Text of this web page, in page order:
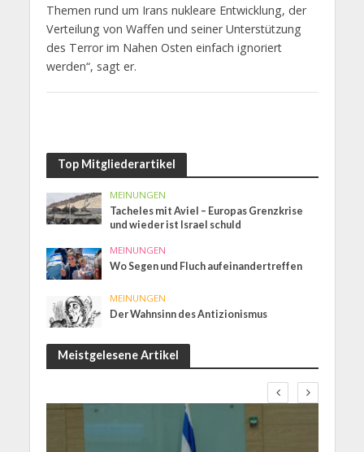
Themen rund um Irans nukleare Entwicklung, der
Verteilung von Waffen und seiner Unterstützung
des Terror im Nahen Osten einfach ignoriert
werden“, sagt er.
Top Mitgliederartikel
MEINUNGEN
Tacheles mit Aviel – Europas Grenzkrise
und wieder ist Israel schuld
MEINUNGEN
Wo Segen und Fluch aufeinandertreffen
MEINUNGEN
Der Wahnsinn des Antizionismus
Meistgelesene Artikel